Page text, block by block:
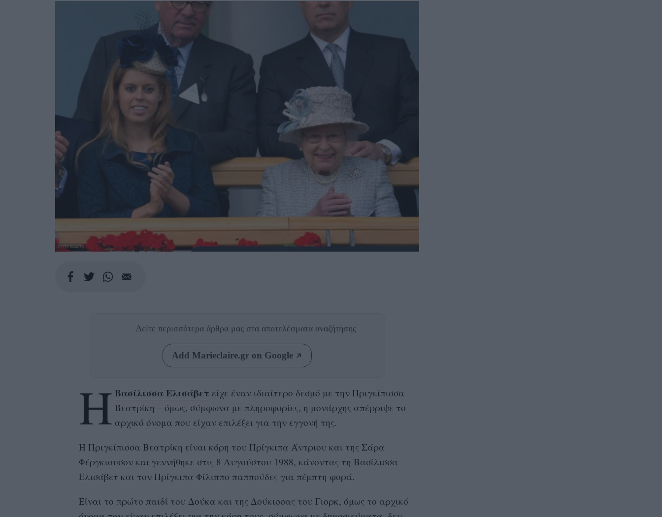
GETTY IMAGES
Δείτε περισσότερα άρθρα μας στα αποτελέσματα αναζήτησης
Add Marieclaire.gr on Google
Η Βασίλισσα Ελισάβετ είχε έναν ιδιαίτερο δεσμό με την Πριγκίπισσα
Βεατρίκη – όμως, σύμφωνα με πληροφορίες, η μονάρχης απέρριψε το
αρχικό όνομα που είχαν επιλέξει για την εγγονή της.
Η Πριγκίπισσα Βεατρίκη είναι κόρη του Πρίγκιπα Άντριου και της Σάρα
Φέργκιουσον και γεννήθηκε στις 8 Αυγούστου 1988, κάνοντας τη Βασίλισσα
Ελισάβετ και τον Πρίγκιπα Φίλιππο παππούδες για πέμπτη φορά.
Είναι το πρώτο παιδί του Δούκα και της Δούκισσας του Γιορκ, όμως το αρχικό